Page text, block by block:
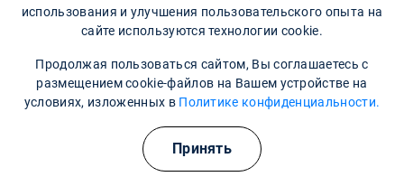
asino@narkopremium.ru
Записаться на прием
использования и улучшения пользовательского опыта на
сайте используются технологии cookie.
Продолжая пользоваться сайтом, Вы соглашаетесь с
размещением cookie-файлов на Вашем устройстве на
условиях, изложенных в Политике конфиденциальности.
Принять